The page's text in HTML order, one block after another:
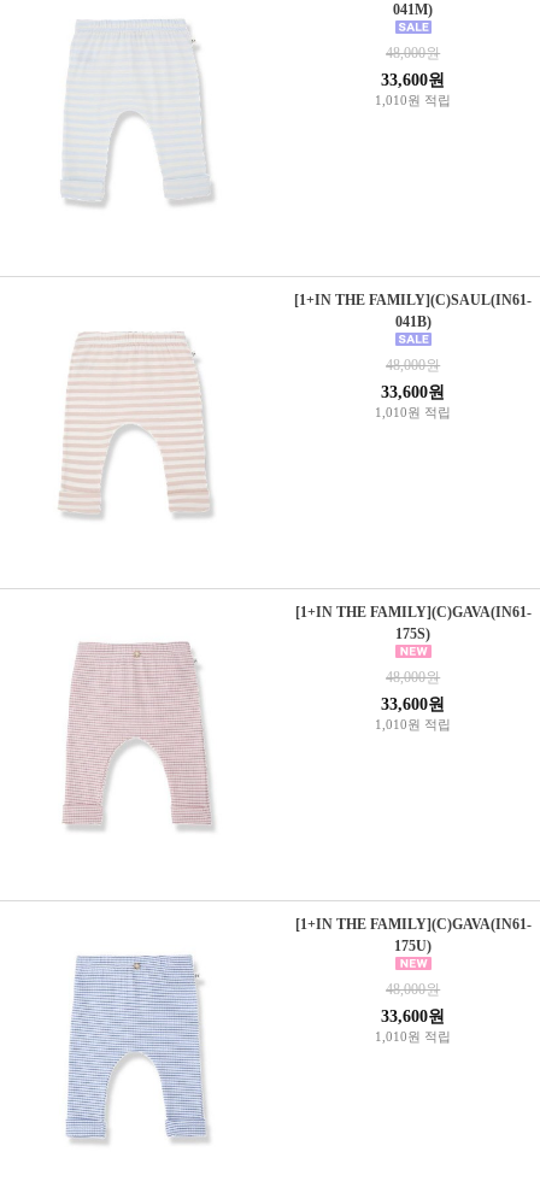
041M)
48,000원
33,600원
1,010원 적립
[1+IN THE FAMILY](C)SAUL(IN61-
041B)
48,000원
33,600원
1,010원 적립
[1+IN THE FAMILY](C)GAVA(IN61-
175S)
48,000원
33,600원
1,010원 적립
[1+IN THE FAMILY](C)GAVA(IN61-
175U)
48,000원
33,600원
1,010원 적립